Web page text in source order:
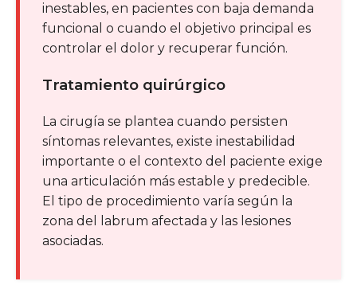
inestables, en pacientes con baja demanda
funcional o cuando el objetivo principal es
controlar el dolor y recuperar función.
Tratamiento quirúrgico
La cirugía se plantea cuando persisten
síntomas relevantes, existe inestabilidad
importante o el contexto del paciente exige
una articulación más estable y predecible.
El tipo de procedimiento varía según la
zona del labrum afectada y las lesiones
asociadas.